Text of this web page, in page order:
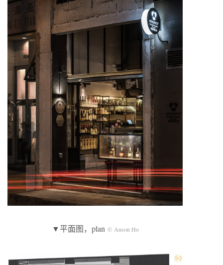
▼平面图，plan © Anson Ho